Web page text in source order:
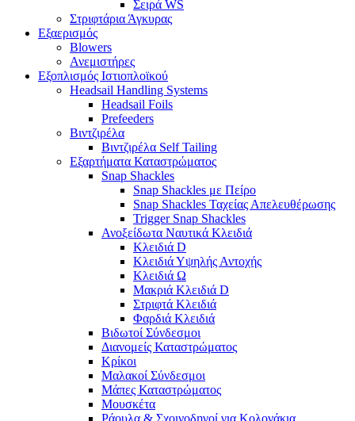
Σειρά WS
Στριφτάρια Άγκυρας
Εξαερισμός
Blowers
Ανεμιστήρες
Εξοπλισμός Ιστιοπλοϊκού
Headsail Handling Systems
Headsail Foils
Prefeeders
Βιντζιρέλα
Βιντζιρέλα Self Tailing
Εξαρτήματα Καταστρώματος
Snap Shackles
Snap Shackles με Πείρο
Snap Shackles Ταχείας Απελευθέρωσης
Trigger Snap Shackles
Ανοξείδωτα Ναυτικά Κλειδιά
Κλειδιά D
Κλειδιά Υψηλής Αντοχής
Κλειδιά Ω
Μακριά Κλειδιά D
Στριφτά Κλειδιά
Φαρδιά Κλειδιά
Βιδωτοί Σύνδεσμοι
Διανομείς Καταστρώματος
Κρίκοι
Μαλακοί Σύνδεσμοι
Μάπες Καταστρώματος
Μουσκέτα
Ράουλα & Σχοινοδηγοί για Κολονάκια